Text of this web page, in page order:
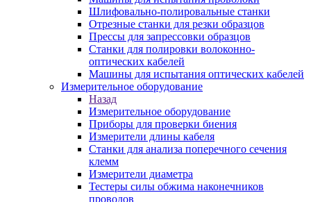
Шлифовально-полировальные станки
Отрезные станки для резки образцов
Прессы для запрессовки образцов
Станки для полировки волоконно-
оптических кабелей
Машины для испытания оптических кабелей
Измерительное оборудование
Назад
Измерительное оборудование
Приборы для проверки биения
Измерители длины кабеля
Станки для анализа поперечного сечения
клемм
Измерители диаметра
Тестеры силы обжима наконечников
проводов